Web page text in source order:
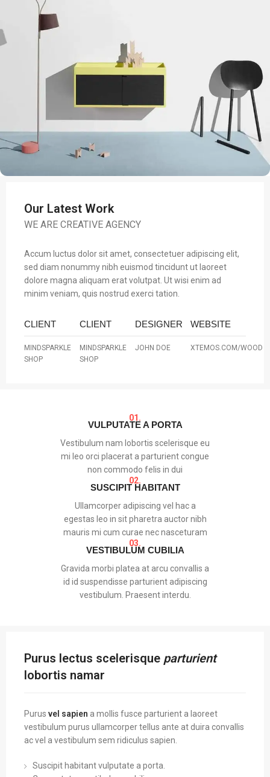
Our Latest Work
WE ARE CREATIVE AGENCY
Accum luctus dolor sit amet, consectetuer adipiscing elit,
sed diam nonummy nibh euismod tincidunt ut laoreet
dolore magna aliquam erat volutpat. Ut wisi enim ad
minim veniam, quis nostrud exerci tation.
CLIENT
MINDSPARKLE
SHOP
CLIENT
MINDSPARKLE
SHOP
DESIGNER
JOHN DOE
WEBSITE
XTEMOS.COM/WOOD
01.
VULPUTATE A PORTA
Vestibulum nam lobortis scelerisque eu
mi leo orci placerat a parturient congue
non commodo felis in dui
02.
SUSCIPIT HABITANT
Ullamcorper adipiscing vel hac a
egestas leo in sit pharetra auctor nibh
mauris mi cum curae nec nasceturam
03.
VESTIBULUM CUBILIA
Gravida morbi platea at arcu convallis a
id id suspendisse parturient adipiscing
vestibulum. Praesent interdu.
Purus lectus scelerisque parturient
lobortis namar
Purus vel sapien a mollis fusce parturient a laoreet
vestibulum purus ullamcorper tellus ante at duira convallis
ac vel a vestibulum sem ridiculus sapien.
Suscipit habitant vulputate a porta.